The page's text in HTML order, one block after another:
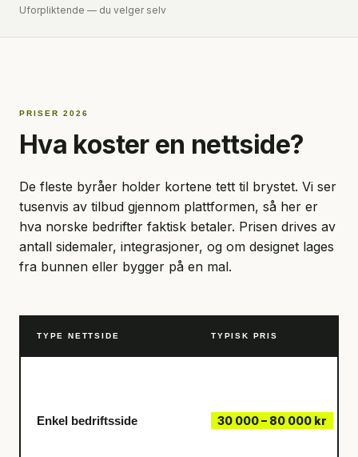
Uforpliktende — du velger selv
PRISER 2026
Hva koster en nettside?
De fleste byråer holder kortene tett til brystet. Vi ser
tusenvis av tilbud gjennom plattformen, så her er
hva norske bedrifter faktisk betaler. Prisen drives av
antall sidemaler, integrasjoner, og om designet lages
fra bunnen eller bygger på en mal.
TYPE NETTSIDE TYPISK PRIS
Enkel bedriftsside 30 000 – 80 000 kr